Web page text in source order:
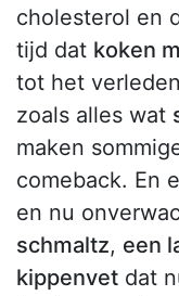
cholesterol en
tijd dat koken
tot het
zoals alles wat
maken
comeback. En
en nu
schmaltz, een
kippenvet dat